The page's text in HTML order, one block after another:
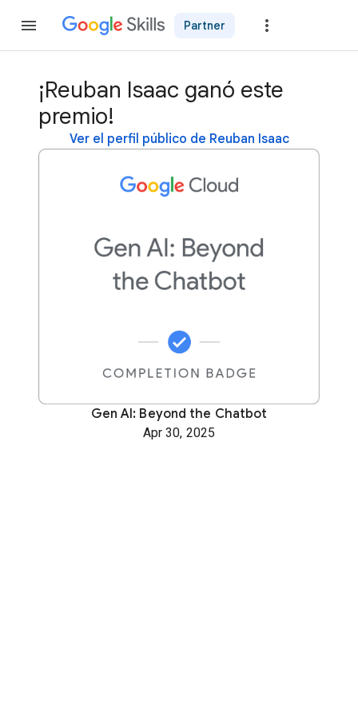
Partner
¡Reuban Isaac ganó este
premio!
Ver el perfil público de Reuban Isaac